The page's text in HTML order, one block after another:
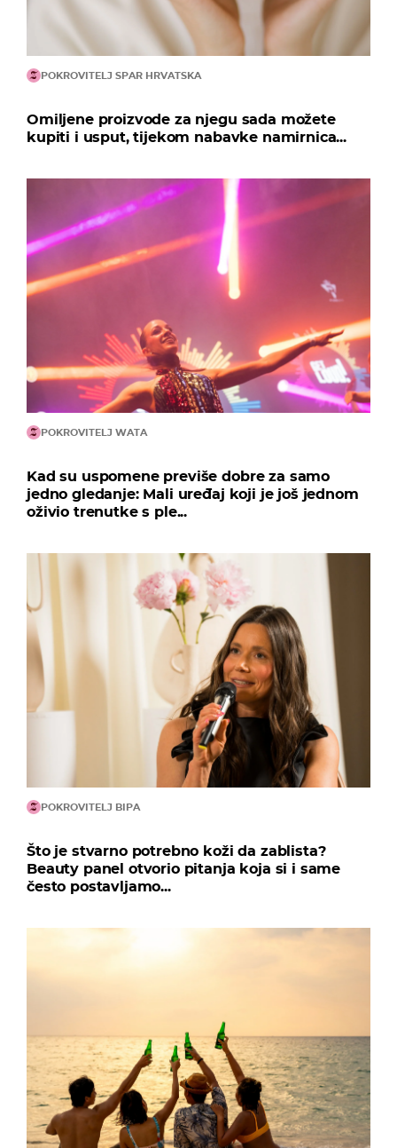
POKROVITELJ SPAR HRVATSKA
Omiljene proizvode za njegu sada možete
kupiti i usput, tijekom nabavke namirnica...
POKROVITELJ WATA
Kad su uspomene previše dobre za samo
jedno gledanje: Mali uređaj koji je još jednom
oživio trenutke s ple...
POKROVITELJ BIPA
Što je stvarno potrebno koži da zablista?
Beauty panel otvorio pitanja koja si i same
često postavljamo...